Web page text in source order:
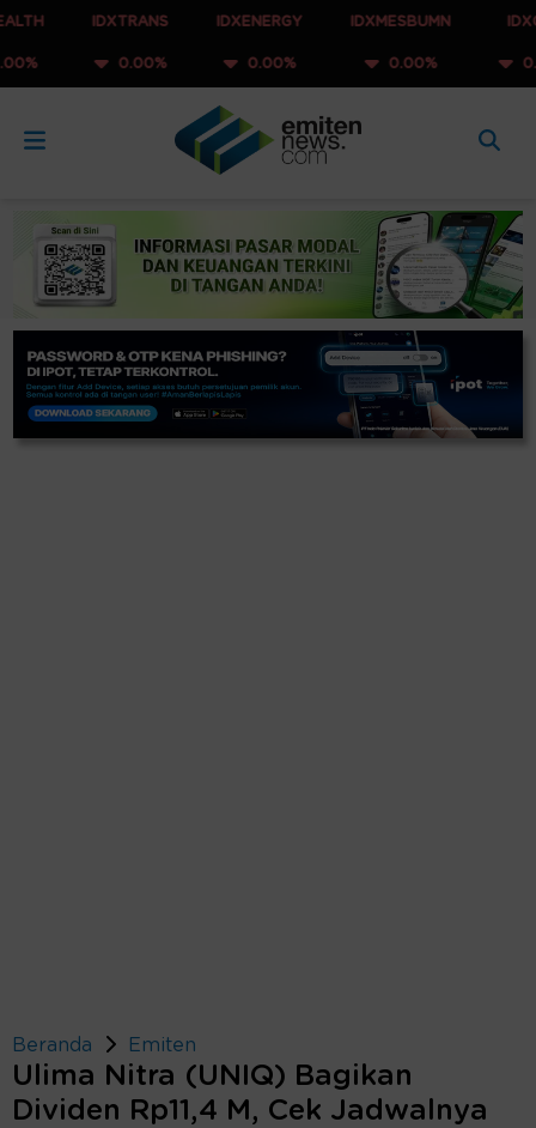
IDXTRANS
0.00%
IDXENERGY
0.00%
IDXMESBUMN
0.00% 0.00%
Beranda Emiten
Ulima Nitra (UNIQ) Bagikan
Dividen Rp11,4 M, Cek Jadwalnya